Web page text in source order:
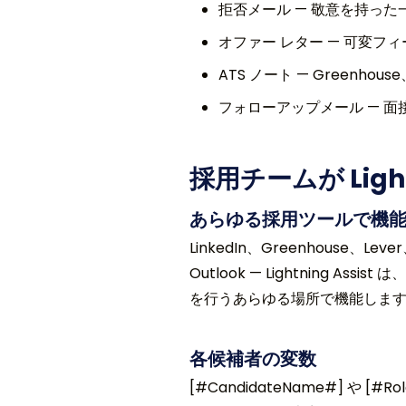
拒否メール — 敬意を持った
オファー レター — 可変フ
ATS ノート — Greenhouse
フォローアップメール — 面
採用チームが
あらゆる採用ツールで機
LinkedIn、Greenhouse、
Outlook — Lightning Assist は
を行うあらゆる場所で機能しま
各候補者の変数
[#CandidateName#] や